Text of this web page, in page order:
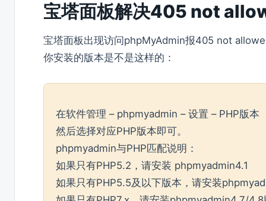
宝塔面板解决405 not
宝塔面板出现访问phpMyAdmin报405 not
你安装的版本是不是这样的：
在软件管理 – phpmyadmin – 设置 – PHP版本
然后选择对应PHP版本即可。
phpmyadmin与PHP匹配说明：
如果只有PHP5.2，请安装 phpmyadmin4.1
如果只有PHP5.5及以下版本，请安装